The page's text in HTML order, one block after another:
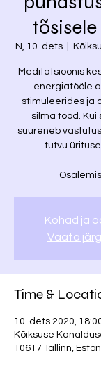
N, 10. dets
Meditatsioonis
energiatööle
stimuleerides ja
silma tööd.
suureneb
tutvu
Kohad ja
Vaata
Time &
10. dets 2020,
Kõiksuse
10617 Tallinn,